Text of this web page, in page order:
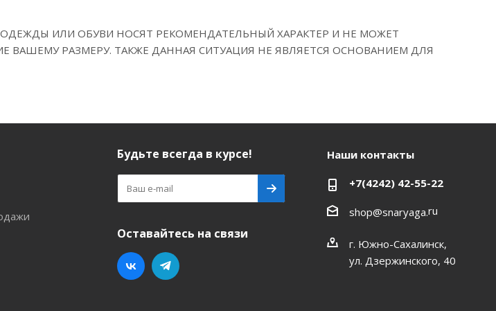
ИЛИ ОБУВИ НОСЯТ РЕКОМЕНДАТЕЛЬНЫЙ ХАРАКТЕР И НЕ МОЖЕТ
ВАШЕМУ РАЗМЕРУ. ТАКЖЕ ДАННАЯ СИТУАЦИЯ НЕ ЯВЛЯЕТСЯ ОСНОВАНИЕМ ДЛЯ
Будьте всегда в курсе!
Оставайтесь на связи
Наши контакты
+7(4242) 42-55-22
shop@snaryaga.ru
г. Южно-Сахалинск,
ул. Дзержинского, 40